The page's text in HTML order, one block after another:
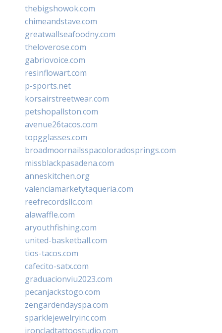
thebigshowok.com
chimeandstave.com
greatwallseafoodny.com
theloverose.com
gabriovoice.com
resinflowart.com
p-sports.net
korsairstreetwear.com
petshopallston.com
avenue26tacos.com
topgglasses.com
broadmoornailsspacoloradosprings.com
missblackpasadena.com
anneskitchen.org
valenciamarketytaqueria.com
reefrecordsllc.com
alawaffle.com
aryouthfishing.com
united-basketball.com
tios-tacos.com
cafecito-satx.com
graduacionviu2023.com
pecanjackstogo.com
zengardendayspa.com
sparklejewelryinc.com
ironcladtattoostudio.com